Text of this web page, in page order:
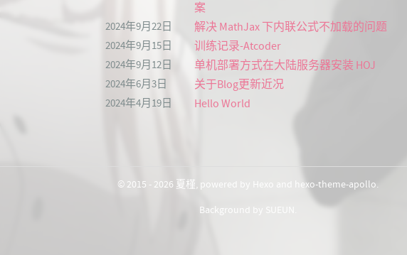
案
2024年9月22日 解决 MathJax 下内联公式不加载的问题
2024年9月15日 训练记录-Atcoder
2024年9月12日 单机部署方式在大陆服务器安装 HOJ
2024年6月3日 关于Blog更新近况
2024年4月19日 Hello World
© 2015 - 2026 夏槿, powered by Hexo and hexo-theme-apollo.
Background by
SUEUN